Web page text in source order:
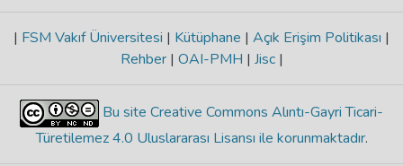
| FSM Vakıf Üniversitesi | Kütüphane | Açık Erişim Politikası |
Rehber | OAI-PMH | Jisc |
Bu site Creative Commons Alıntı-Gayri Ticari-
Türetilemez 4.0 Uluslararası Lisansı ile korunmaktadır.